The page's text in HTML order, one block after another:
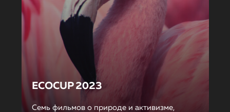
ECOCUP 2023
Семь фильмов о природе и активизме,